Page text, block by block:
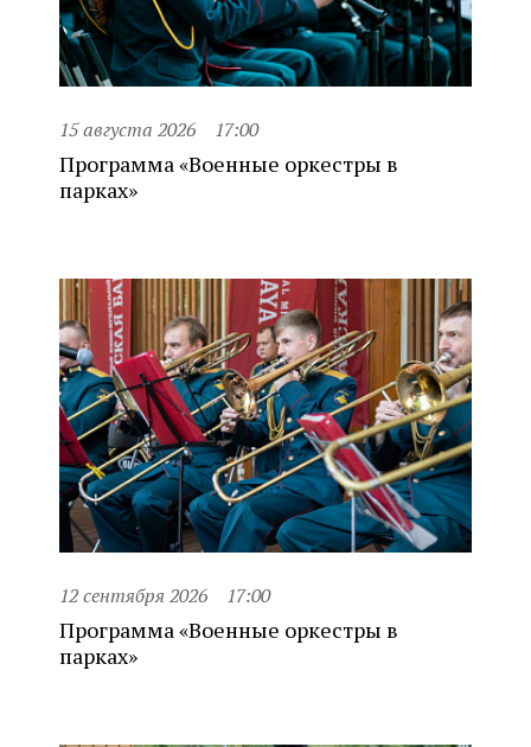
15 августа 2026 17:00
Программа «Военные оркестры в
парках»
12 сентября 2026 17:00
Программа «Военные оркестры в
парках»